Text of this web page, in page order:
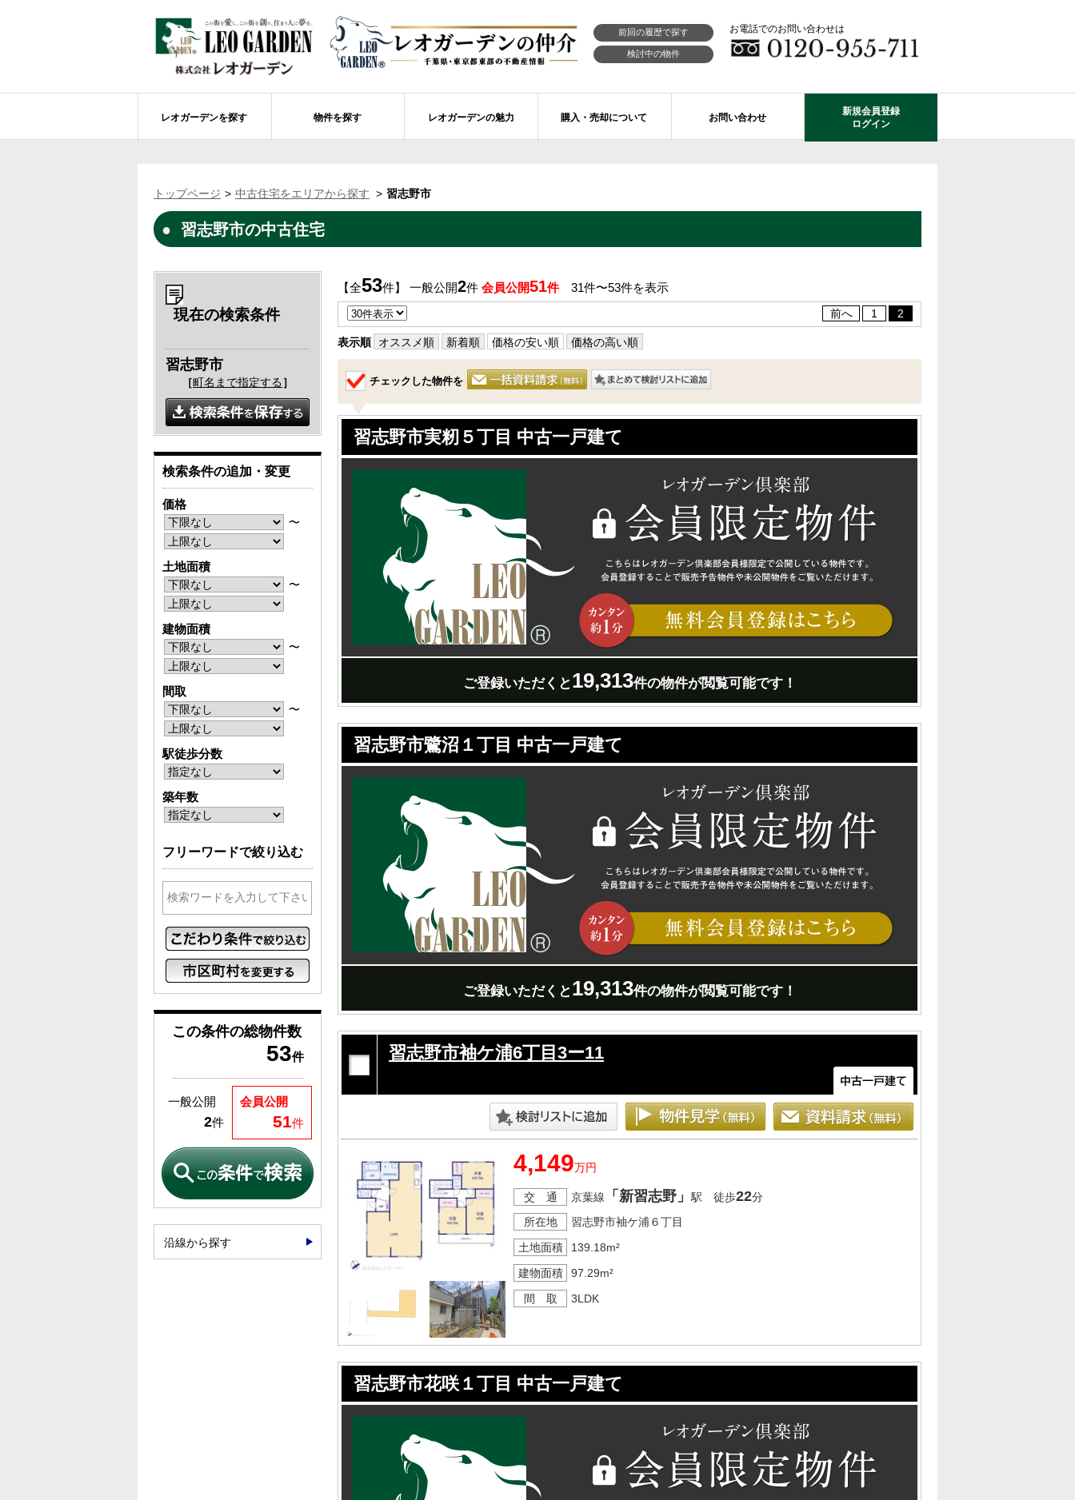
前回の履歴で探す
検討中の物件
お電話でのお問い合わせは
レオガーデンを探す
成田市のレオガーデン
レオガーデン新現場 造成工事のお知らせ
レオガーデン船橋 大楠の杜
レオガーデン船橋法典 朝陽の街〔第1期〕 レオガーデン成田公津 煌羅の杜 レオガーデン成田 寛朝の杜
物件を探す
市川市エリアの物件情報
土地を探す
お預かりしている物件
総武線沿線の未公開物件情報について レオガーデン倶楽部について
レオガーデンの魅力
レオ・グローブ カリフォルニア
モデルハウス
自由設計・建築設計
購入・売却について
住宅ローンのポイント
売却物件大募集
お問い合わせ
新規会員登録
ログイン
トップページ 中古住宅をエリアから探す 習志野市
習志野市の中古住宅
【全53件】 一般公開2件 会員公開51件31件〜53件を表示
前へ 1 2
表示順 オススメ順 新着順 価格の安い順 価格の高い順
チェックした物件を
習志野市実籾５丁目 中古一戸建て
ご登録いただくと19,313件の物件が閲覧可能です！
習志野市鷺沼１丁目 中古一戸建て
ご登録いただくと19,313件の物件が閲覧可能です！
習志野市袖ケ浦6丁目3ー11
4,149万円
交 通 京葉線 「新習志野」駅 徒歩22分
所在地
習志野市袖ケ浦６丁目
土地面積
139.18m²
建物面積
97.29m²
間 取
3LDK
習志野市花咲１丁目 中古一戸建て
現在の検索条件
習志野市
［町名まで指定する ］
検索条件の追加・変更
価格
〜
土地面積
〜
建物面積
〜
間取
〜
駅徒歩分数
築年数
フリーワードで絞り込む
この条件の総物件数
53件
会員公開
51件
一般公開
2件
沿線から探す